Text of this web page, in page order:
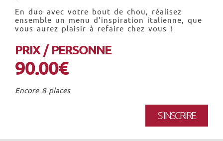
En duo avec votre bout de chou, réalisez
ensemble un menu d'inspiration italienne, que
vous aurez plaisir à refaire chez vous !
PRIX / PERSONNE
90.00€
Encore 8 places
S'INSCRIRE